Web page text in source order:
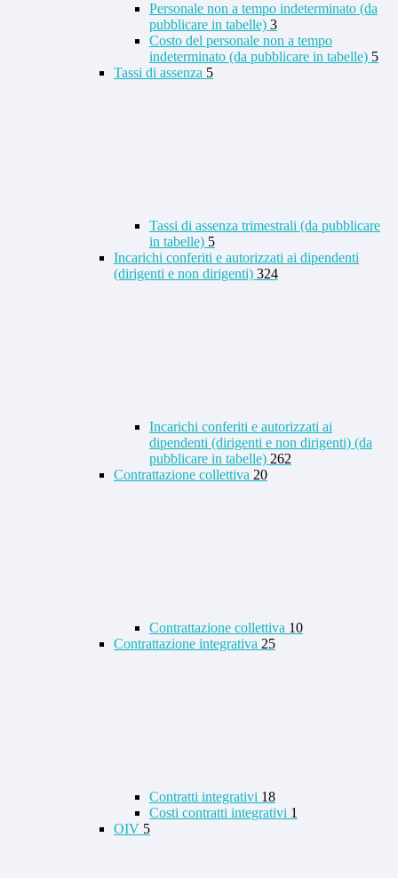
Personale non a tempo indeterminato (da
pubblicare in tabelle) 3
Costo del personale non a tempo
indeterminato (da pubblicare in tabelle) 5
Tassi di assenza 5
Tassi di assenza trimestrali (da pubblicare
in tabelle) 5
Incarichi conferiti e autorizzati ai dipendenti
(dirigenti e non dirigenti) 324
Incarichi conferiti e autorizzati ai
dipendenti (dirigenti e non dirigenti) (da
pubblicare in tabelle) 262
Contrattazione collettiva 20
Contrattazione collettiva 10
Contrattazione integrativa 25
Contratti integrativi 18
Costi contratti integrativi 1
OIV 5